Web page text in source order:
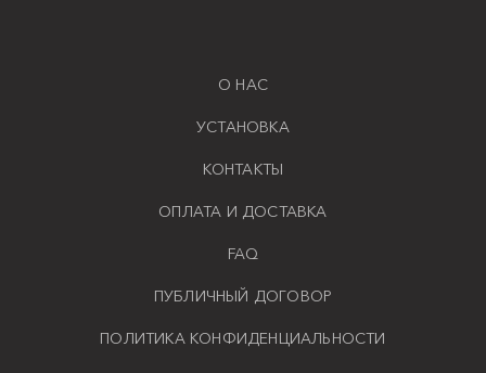
О НАС
УСТАНОВКА
КОНТАКТЫ
ОПЛАТА И ДОСТАВКА
FAQ
ПУБЛИЧНЫЙ ДОГОВОР
ПОЛИТИКА КОНФИДЕНЦИАЛЬНОСТИ